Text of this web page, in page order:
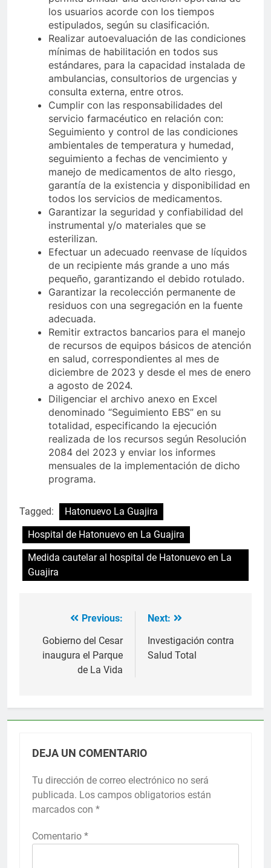
los usuarios acorde con los tiempos
estipulados, según su clasificación.
Realizar autoevaluación de las condiciones
mínimas de habilitación en todos sus
estándares, para la capacidad instalada de
ambulancias, consultorios de urgencias y
consulta externa, entre otros.
Cumplir con las responsabilidades del
servicio farmacéutico en relación con:
Seguimiento y control de las condiciones
ambientales de temperatura y humedad,
seguimiento a fechas de vencimiento y
manejo de medicamentos de alto riesgo,
garantía de la existencia y disponibilidad en
todos los servicios de medicamentos.
Garantizar la seguridad y confiabilidad del
instrumental y/o materiales que se
esterilizan.
Efectuar un adecuado reenvase de líquidos
de un recipiente más grande a uno más
pequeño, garantizando el debido rotulado.
Garantizar la recolección permanente de
residuos con una segregación en la fuente
adecuada.
Remitir extractos bancarios para el manejo
de recursos de equipos básicos de atención
en salud, correspondientes al mes de
diciembre de 2023 y desde el mes de enero
a agosto de 2024.
Diligenciar el archivo anexo en Excel
denominado “Seguimiento EBS” en su
totalidad, especificando la ejecución
realizada de los recursos según Resolución
2084 del 2023 y enviar los informes
mensuales de la implementación de dicho
programa.
Tagged:
Hatonuevo La Guajira
Hospital de Hatonuevo en La Guajira
Medida cautelar al hospital de Hatonuevo en La
Guajira
Navegación
de
entradas
Previous:
Gobierno del Cesar
inaugura el Parque
de La Vida
Next:
Investigación contra
Salud Total
DEJA UN COMENTARIO
Tu dirección de correo electrónico no será
publicada. Los campos obligatorios están
marcados con *
Comentario *